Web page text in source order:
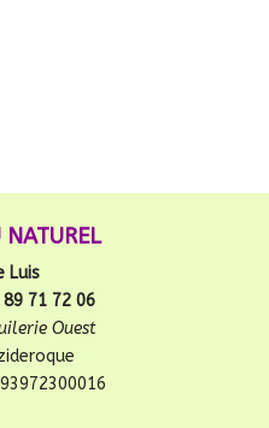
NATUREL
Luis
71 72 06
Ouest